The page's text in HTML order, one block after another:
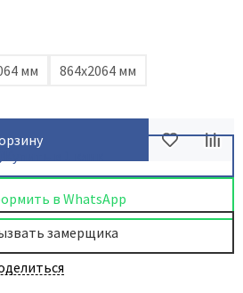
мм
864х2064 мм
в WhatsApp
замерщика